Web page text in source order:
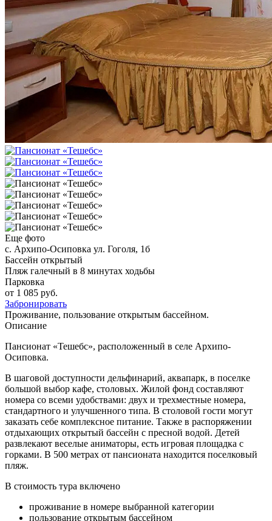
Еще фото
с. Архипо-Осиповка ул. Гоголя, 1б
Бассейн открытый
Пляж галечный в 8 минутах ходьбы
Парковка
от 1 085 руб.
Забронировать
Проживание, пользование открытым бассейном.
Описание
Пансионат «Тешебс», расположенный в селе Архипо-
Осиповка.
В шаговой доступности дельфинарий, аквапарк, в поселке
большой выбор кафе, столовых. Жилой фонд составляют
номера со всеми удобствами: двух и трехместные номера,
стандартного и улучшенного типа. В столовой гости могут
заказать себе комплексное питание. Также в распоряжении
отдыхающих открытый бассейн с пресной водой. Детей
развлекают веселые аниматоры, есть игровая площадка с
горками. В 500 метрах от пансионата находится поселковый
пляж.
В стоимость тура включено
проживание в номере выбранной категории
пользование открытым бассейном